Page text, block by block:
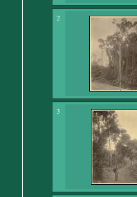
2
3